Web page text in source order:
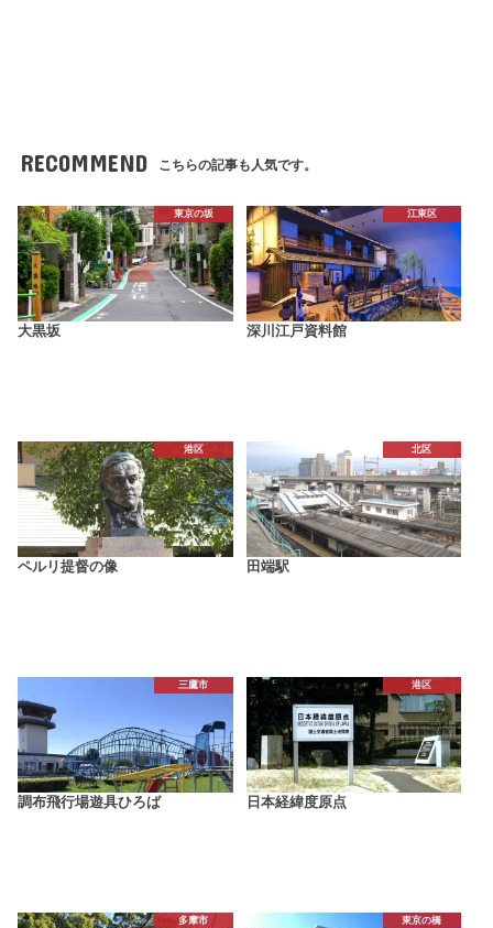
RECOMMEND こちらの記事も人気です。
東京の坂
大黒坂
江東区
深川江戸資料館
港区
ペルリ提督の像
北区
田端駅
三鷹市
調布飛行場遊具ひろば
港区
日本経緯度原点
多摩市 東京の橋